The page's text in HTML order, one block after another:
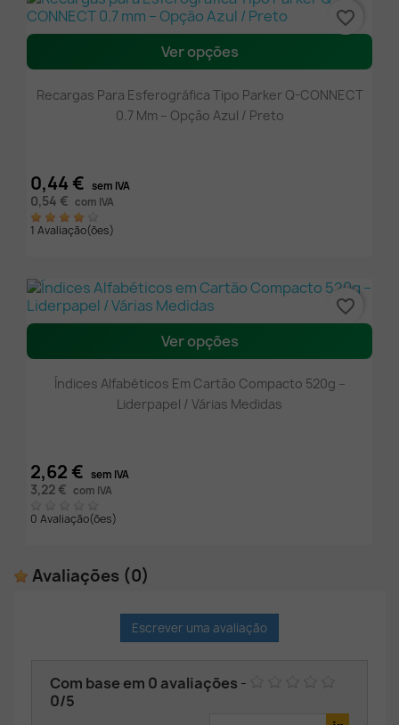
Ver opções
Recargas Para Esferográfica Tipo Parker Q-CONNECT
0.7 Mm – Opção Azul / Preto
0,44 € sem IVA
0,54 € com IVA
1 Avaliação(ões)
favorite_border
Ver opções
Índices Alfabéticos Em Cartão Compacto 520g –
Liderpapel / Várias Medidas
2,62 € sem IVA
3,22 € com IVA
0 Avaliação(ões)
favorite_border
Avaliações (0)
Escrever uma avaliação
Com base em 0 avaliações -
0/5